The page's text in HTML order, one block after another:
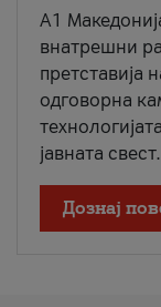
A1
внатрешни
претставија
одговорна
јавната
Дознај